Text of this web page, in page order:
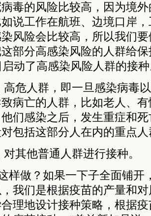
毒的风险比较高，因为境
说工作在航班、边境口岸
风险会比较高，所以我们
部分高感染风险的人群给
启动了高感染风险人群的接
高危人群，即一旦感染病毒
病亡的人群，比如老人、
们感染之后，发生重症和
包括这部分人在内的重点
其他普通人群进行接种。
样做？如果一下子全面铺开
，我们是根据疫苗的产量和
理地设计接种策略，根据